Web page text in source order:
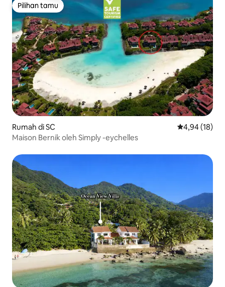
Pilihan tamu
Pilihan tamu
Rumah di SC Nilai rata-rata
4,94 (18)
Maison Bernik oleh Simply -eychelles